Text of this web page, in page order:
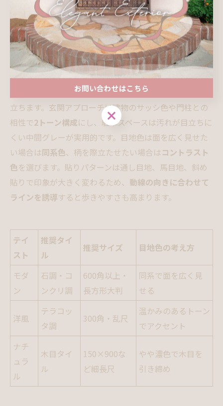
ン系には 石調の大判（600角以上）や長方形の通し貼り
で目地を減らし、同系色の目地で面の広がりを強調しま
す。洋風や南欧風にはテラコッタ調やアンティーク目地
で温かみを演出し、45〜300角の乱尺やヘリンボーンを
アクセントに使うと雰囲気が高まります。ナチュラルテ
イストなら木目タイルでウッドデッキの風合いを長寿命
に置き換え、濃淡2色でボーダーを作ると植栽がより引き
立ちます。玄関アプローチは建物のサッシ色や門柱との
相性で2トーン構成にし、駐車スペースは汚れが目立ちに
くい中間グレーが実用的です。目地色は面を広く見せた
い場合は同系色、柄を際立たせたい場合はコントラスト
色を選びます。貼りパターンは通し目地、馬目地、斜め
貼りで印象が大きく変わるため、 動線の向きに合わせて
ラインを誘導すると歩きやすさも高まります。
テイ
スト
推奨タイ
ル
推奨サイズ 目地色の考え方
モダ
ン
石調・コ
ンクリ調
600角以上・
長方形大判
同系で面を広く見
せる
洋風
テラコッ
タ調
300角・乱尺
温かみのあるトーン
でアクセント
ナチ
ュラ
ル
木目タイ
ル
150×900な
ど細長尺
やや濃色で木目を
引き締め
お問い合わせはこちら
お問い合わせはこちら